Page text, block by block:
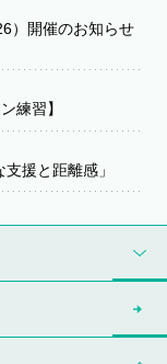
）開催のお知らせ
練習】
援と距離感」